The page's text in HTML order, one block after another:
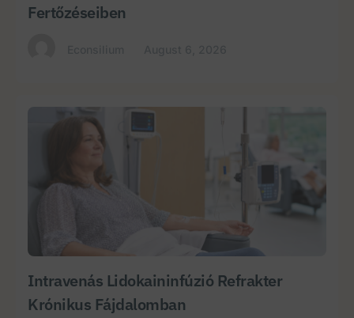
Fertőzéseiben
Intravenás Lidokaininfúzió Refrakter
Krónikus Fájdalomban